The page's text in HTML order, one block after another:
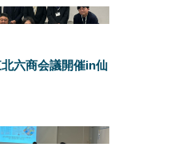
北六商会議開催in仙